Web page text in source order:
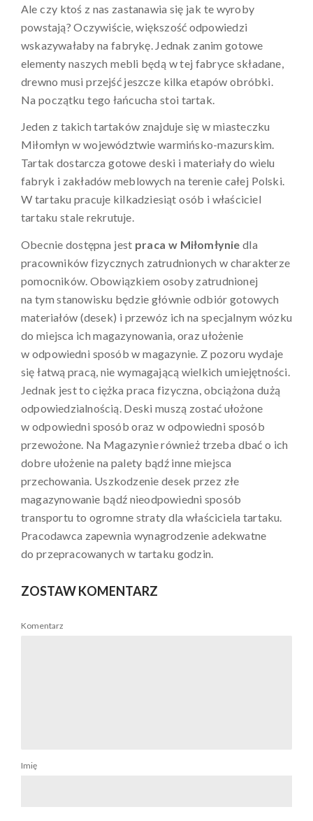
Ale czy ktoś z nas zastanawia się jak te wyroby
powstają? Oczywiście, większość odpowiedzi
wskazywałaby na fabrykę. Jednak zanim gotowe
elementy naszych mebli będą w tej fabryce składane,
drewno musi przejść jeszcze kilka etapów obróbki.
Na początku tego łańcucha stoi tartak.
Jeden z takich tartaków znajduje się w miasteczku
Miłomłyn w województwie warmińsko-mazurskim.
Tartak dostarcza gotowe deski i materiały do wielu
fabryk i zakładów meblowych na terenie całej Polski.
W tartaku pracuje kilkadziesiąt osób i właściciel
tartaku stale rekrutuje.
Obecnie dostępna jest praca w Miłomłyniedla
pracowników fizycznych zatrudnionych w charakterze
pomocników. Obowiązkiem osoby zatrudnionej
na tym stanowisku będzie głównie odbiór gotowych
materiałów (desek) i przewóz ich na specjalnym wózku
do miejsca ich magazynowania, oraz ułożenie
w odpowiedni sposób w magazynie. Z pozoru wydaje
się łatwą pracą, nie wymagającą wielkich umiejętności.
Jednak jest to ciężka praca fizyczna, obciążona dużą
odpowiedzialnością. Deski muszą zostać ułożone
w odpowiedni sposób oraz w odpowiedni sposób
przewożone. Na Magazynie również trzeba dbać o ich
dobre ułożenie na palety bądź inne miejsca
przechowania. Uszkodzenie desek przez złe
magazynowanie bądź nieodpowiedni sposób
transportu to ogromne straty dla właściciela tartaku.
Pracodawca zapewnia wynagrodzenie adekwatne
do przepracowanych w tartaku godzin.
ZOSTAW KOMENTARZ
Komentarz
Imię